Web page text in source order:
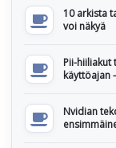
10 arkista
voi näkyä
Pii-
käyttöajan
Nvidian